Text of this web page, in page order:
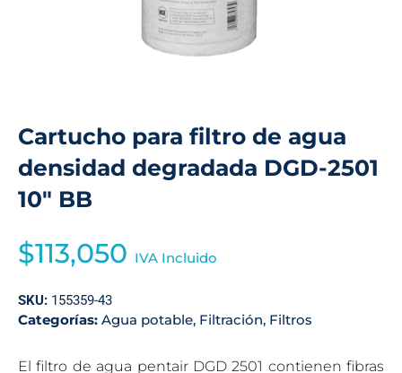
Cartucho para filtro de agua
densidad degradada DGD-2501
10″ BB
$113,050 IVA Incluido
SKU: 155359-43
Categorías: Agua potable, Filtración, Filtros
El filtro de agua pentair DGD 2501 contienen fibras